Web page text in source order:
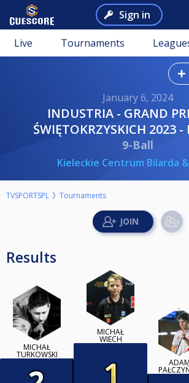
Sign in
Live Tournaments
January 6, 2024
INDUSTRIA - GRAND PRIX GÓR
ŚWIĘTOKRZYSKICH 2023 -
9-Ball
Kieleckie Centrum Bilarda
TVSPORTSPL Tournaments
Results
MICHAŁ
TURKOWSKI
MICHAŁ
WIECH
ADAM